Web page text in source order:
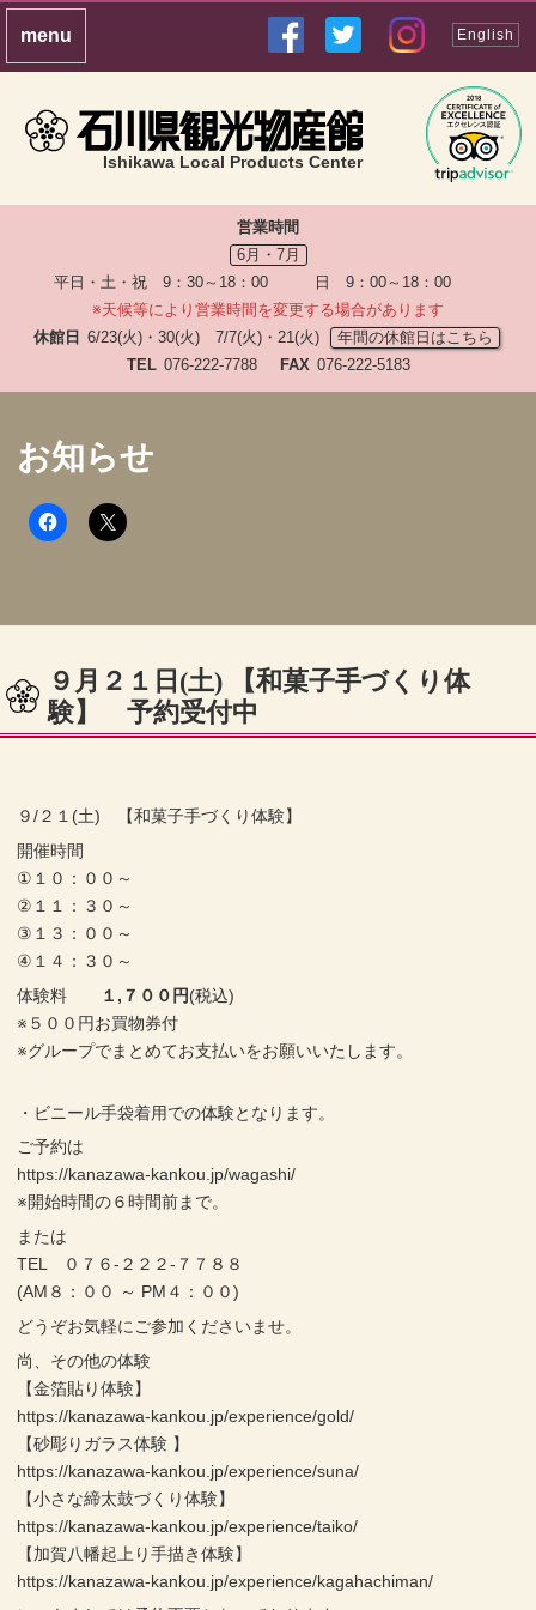
Ishikawa Local Products Center
English
営業時間
6月・7月
平日・土・祝 9：30～18：00 日 9：00～18：00
※天候等により営業時間を変更する場合があります
休館日 6/23(火)・30(火) 7/7(火)・21(火)
年間の休館日はこちら
TEL 076-222-7788 FAX 076-222-5183
お知らせ
９月２１日(土) 【和菓子手づくり体
験】 予約受付中
９/２１(土) 【和菓子手づくり体験】
開催時間
①１０：００～
②１１：３０～
③１３：００～
④１４：３０～
体験料
１,７００円(税込)
※５００円お買物券付
※グループでまとめてお支払いをお願いいたします。
・ビニール手袋着用での体験となります。
ご予約は
https://kanazawa-kankou.jp/wagashi/
※開始時間の６時間前まで。
または
TEL ０７６-２２２-７７８８
(AM８：００ ～ PM４：００)
どうぞお気軽にご参加くださいませ。
尚、その他の体験
【金箔貼り体験】
https://kanazawa-kankou.jp/experience/gold/
【砂彫りガラス体験 】
https://kanazawa-kankou.jp/experience/suna/
【小さな締太鼓づくり体験】
https://kanazawa-kankou.jp/experience/taiko/
【加賀八幡起上り手描き体験】
https://kanazawa-kankou.jp/experience/kagahachiman/